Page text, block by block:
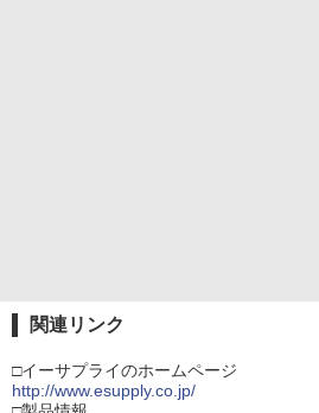
関連リンク
□イーサプライのホームページ
http://www.esupply.co.jp/